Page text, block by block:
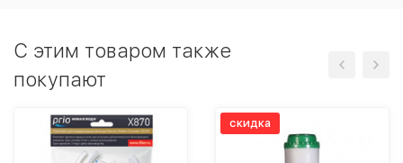
C этим товаром также
покупают
скидка